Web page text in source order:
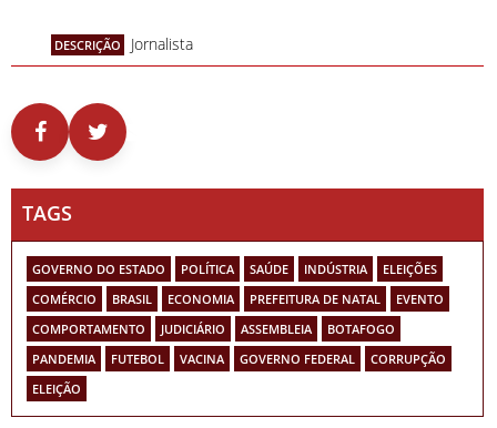
DESCRIÇÃO Jornalista
TAGS
GOVERNO DO ESTADO POLÍTICA SAÚDE INDÚSTRIA
ELEIÇÕES
COMÉRCIO
BRASIL ECONOMIA PREFEITURA DE NATAL
EVENTO
COMPORTAMENTO
JUDICIÁRIO ASSEMBLEIA
BOTAFOGO
PANDEMIA
FUTEBOL VACINA GOVERNO FEDERAL
CORRUPÇÃO
ELEIÇÃO